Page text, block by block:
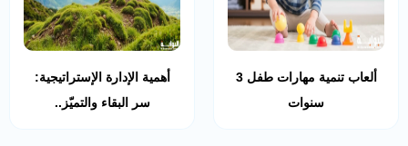
ألعاب تنمية مهارات طفل 3
سنوات
أهمية الإدارة الإستراتيجية:
سر البقاء والتميّز..